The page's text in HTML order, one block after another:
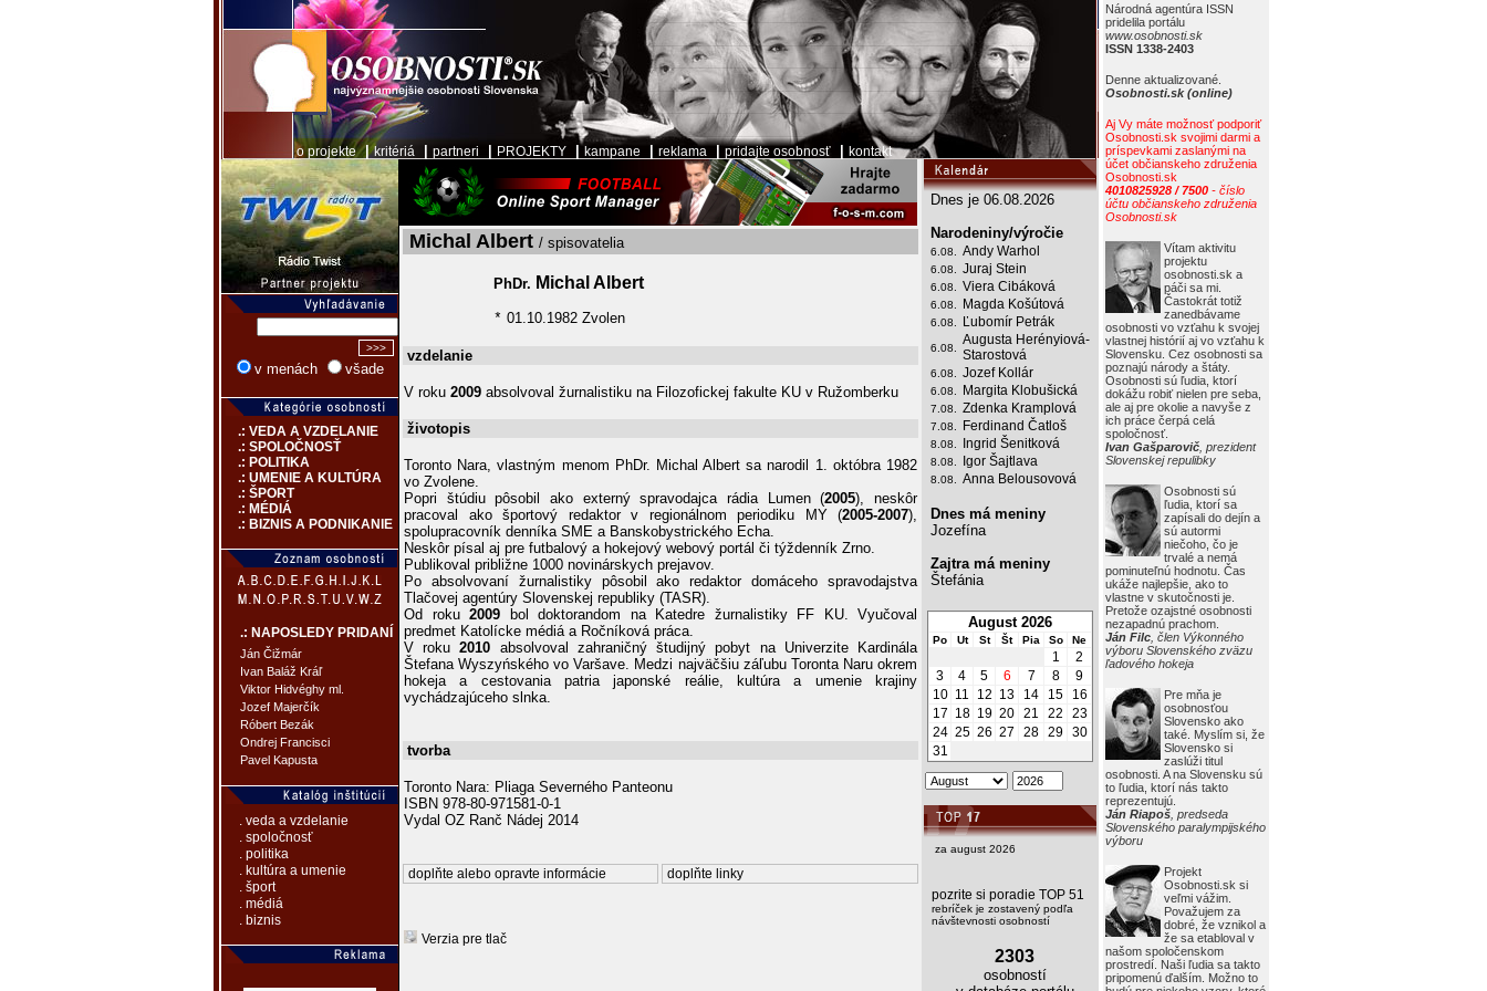
o projekte|kritériá partneri PROJEKTY kampane reklama pridajte osobnosť kontakt
Národná agentúra ISSN
pridelila portálu
www.osobnosti.sk
ISSN 1338-2403
Denne aktualizované.
Osobnosti.sk (online)
Aj Vy máte možnosť podporiť
Osobnosti.sk svojimi darmi a
príspevkami zaslanými na
účet občianskeho združenia
Osobnosti.sk
4010825928 / 7500 - číslo
účtu občianskeho združenia
Osobnosti.sk
Vítam aktivitu
projektu
osobnosti.sk a
páči sa mi.
Častokrát totiž
zanedbávame
osobnosti vo vzťahu k svojej
vlastnej histórií aj vo vzťahu k
Slovensku. Cez osobnosti sa
poznajú národy a štáty.
Osobnosti sú ľudia, ktorí
dokážu robiť nielen pre seba,
ale aj pre okolie a navyše z
ich práce čerpá celá
spoločnosť.
Ivan Gašparovič , prezident
Slovenskej repulibky
Osobnosti sú
ľudia, ktorí sa
zapísali do dejín a
sú autormi
niečoho, čo je
trvalé a nemá
pominuteľnú hodnotu. Čas
ukáže najlepšie, ako to
vlastne v skutočnosti je.
Pretože ozajstné osobnosti
nezapadnú prachom.
Ján Filc , člen Výkonného
výboru Slovenského zväzu
ľadového hokeja
Pre mňa je
osobnosťou
Slovensko ako
také. Myslím si, že
Slovensko si
zaslúži titul
osobnosti. A na Slovensku sú
to ľudia, ktorí nás takto
reprezentujú.
Ján Riapoš , predseda
Slovenského paralympijského
výboru
Projekt
Osobnosti.sk si
veľmi vážim.
Považujem za
dobré, že vznikol a
že sa etabloval v
našom spoločenskom
prostredí. Naši ľudia sa takto
pripomenú ďalším. Možno to
v menách všade
.: VEDA A VZDELANIE
.: SPOLOČNOSŤ
.: POLITIKA
.: UMENIE A KULTÚRA
.: ŠPORT
.: MÉDIÁ
.: BIZNIS A PODNIKANIE
.: NAPOSLEDY PRIDANÍ
Ján Čižmár
Ivan Baláž Kráľ
Viktor Hidvéghy ml.
Jozef Majerčík
Róbert Bezák
Ondrej Francisci
Pavel Kapusta
. veda a vzdelanie
. spoločnosť
. politika
. kultúra a umenie
. šport
. médiá
. biznis
Michal Albert / spisovatelia
PhDr. Michal Albert
* 01.10.1982 Zvolen
vzdelanie
V roku 2009 absolvoval žurnalistiku na Filozofickej fakulte KU v Ružomberku
životopis
Toronto Nara, vlastným menom PhDr. Michal Albert sa narodil 1. októbra 1982
vo Zvolene.
Popri štúdiu pôsobil ako externý spravodajca rádia Lumen (2005), neskôr
pracoval ako športový redaktor v regionálnom periodiku MY (2005-2007),
spolupracovník denníka SME a Banskobystrického Echa.
Neskôr písal aj pre futbalový a hokejový webový portál či týždenník Zrno.
Publikoval približne 1000 novinárskych prejavov.
Po absolvovaní žurnalistiky pôsobil ako redaktor domáceho spravodajstva
Tlačovej agentúry Slovenskej republiky (TASR).
Od roku 2009 bol doktorandom na Katedre žurnalistiky FF KU. Vyučoval
predmet Katolícke médiá a Ročníková práca.
V roku2010 absolvoval zahraničný študijný pobyt na Univerzite Kardinála
Štefana Wyszyńského vo Varšave. Medzi najväčšiu záľubu Toronta Naru okrem
hokeja a cestovania patria japonské reálie, kultúra a umenie krajiny
vychádzajúceho slnka.
tvorba
Toronto Nara: Pliaga Severného Panteonu
ISBN 978-80-971581-0-1
Vydal OZ Ranč Nádej 2014
doplňte alebo opravte informácie doplňte linky
Verzia pre tlač
Dnes je 06.08.2026
Narodeniny/výročie
6.08. Andy Warhol
6.08. Juraj Stein
6.08. Viera Cibáková
6.08. Magda Košútová
6.08. Ľubomír Petrák
6.08.
Augusta Herényiová-
Starostová
6.08. Jozef Kollár
6.08. Margita Klobušická
7.08. Zdenka Kramplová
7.08. Ferdinand Čatloš
8.08. Ingrid Šenitková
8.08. Igor Šajtlava
8.08. Anna Belousovová
Dnes má meniny
Jozefína
Zajtra má meniny
Štefánia
August 2026
Po Ut St Št Pia So Ne
1
2
3
4 5 6 7 8
9
10 11 12 13 14 15
16
17 18 19 20 21 22
23
24 25 26 27 28 29 30
31
za august 2026
pozrite si poradie TOP 51
rebríček je zostavený podľa
návštevnosti osobností
2303
osobností